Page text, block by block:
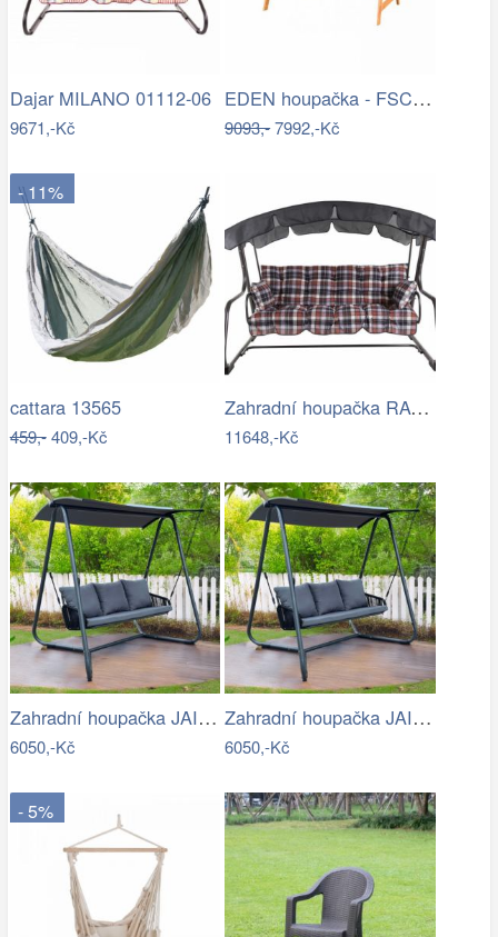
Dajar MILANO 01112-06
9671,-Kč
EDEN houpačka - FSC ROJAPLAST
9093,-7992,-Kč
- 11%
cattara 13565
459,-409,-Kč
Zahradní houpačka RAVENNA
11648,-Kč
Zahradní houpačka JAIRA Tempo Kondela
6050,-Kč
Zahradní houpačka JAIRA Tempo Kondela
6050,-Kč
- 5%